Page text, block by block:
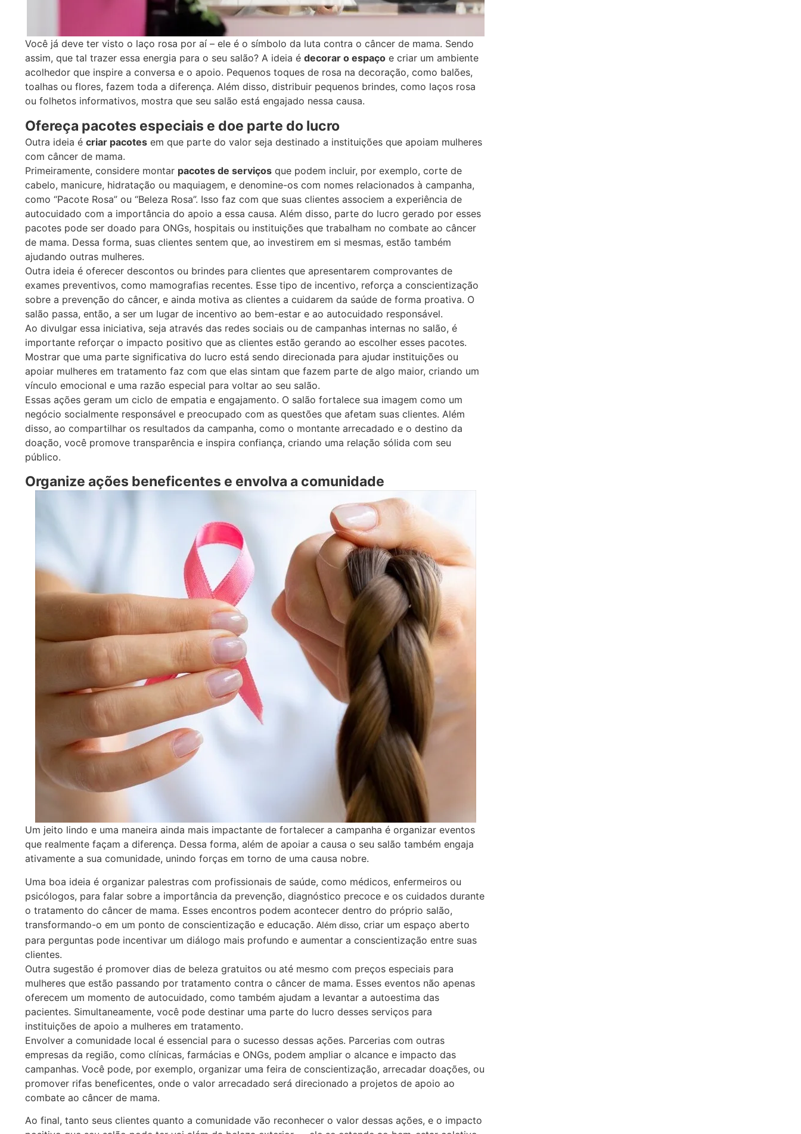
Você já deve ter visto o laço rosa por aí – ele é o símbolo da luta contra o câncer de mama. Sendo
assim, que tal trazer essa energia para o seu salão? A ideia é decorar o espaço e criar um ambiente
acolhedor que inspire a conversa e o apoio. Pequenos toques de rosa na decoração, como balões,
toalhas ou flores, fazem toda a diferença. Além disso, distribuir pequenos brindes, como laços rosa
ou folhetos informativos, mostra que seu salão está engajado nessa causa.
Ofereça pacotes especiais e doe parte do lucro
Outra ideia é criar pacotes em que parte do valor seja destinado a instituições que apoiam mulheres
com câncer de mama.
Primeiramente, considere montar pacotes de serviços que podem incluir, por exemplo, corte de
cabelo, manicure, hidratação ou maquiagem, e denomine-os com nomes relacionados à campanha,
como “Pacote Rosa” ou “Beleza Rosa”. Isso faz com que suas clientes associem a experiência de
autocuidado com a importância do apoio a essa causa. Além disso, parte do lucro gerado por esses
pacotes pode ser doado para ONGs, hospitais ou instituições que trabalham no combate ao câncer
de mama. Dessa forma, suas clientes sentem que, ao investirem em si mesmas, estão também
ajudando outras mulheres.
Outra ideia é oferecer descontos ou brindes para clientes que apresentarem comprovantes de
exames preventivos, como mamografias recentes. Esse tipo de incentivo, reforça a conscientização
sobre a prevenção do câncer, e ainda motiva as clientes a cuidarem da saúde de forma proativa. O
salão passa, então, a ser um lugar de incentivo ao bem-estar e ao autocuidado responsável.
Ao divulgar essa iniciativa, seja através das redes sociais ou de campanhas internas no salão, é
importante reforçar o impacto positivo que as clientes estão gerando ao escolher esses pacotes.
Mostrar que uma parte significativa do lucro está sendo direcionada para ajudar instituições ou
apoiar mulheres em tratamento faz com que elas sintam que fazem parte de algo maior, criando um
vínculo emocional e uma razão especial para voltar ao seu salão.
Essas ações geram um ciclo de empatia e engajamento. O salão fortalece sua imagem como um
negócio socialmente responsável e preocupado com as questões que afetam suas clientes. Além
disso, ao compartilhar os resultados da campanha, como o montante arrecadado e o destino da
doação, você promove transparência e inspira confiança, criando uma relação sólida com seu
público.
Organize ações beneficentes e envolva a comunidade
Um jeito lindo e uma maneira ainda mais impactante de fortalecer a campanha é organizar eventos
que realmente façam a diferença. Dessa forma, além de apoiar a causa o seu salão também engaja
ativamente a sua comunidade, unindo forças em torno de uma causa nobre.
Uma boa ideia é organizar palestras com profissionais de saúde, como médicos, enfermeiros ou
psicólogos, para falar sobre a importância da prevenção, diagnóstico precoce e os cuidados durante
o tratamento do câncer de mama. Esses encontros podem acontecer dentro do próprio salão,
transformando-o em um ponto de conscientização e educação. Além disso, criar um espaço aberto
para perguntas pode incentivar um diálogo mais profundo e aumentar a conscientização entre suas
clientes.
Outra sugestão é promover dias de beleza gratuitos ou até mesmo com preços especiais para
mulheres que estão passando por tratamento contra o câncer de mama. Esses eventos não apenas
oferecem um momento de autocuidado, como também ajudam a levantar a autoestima das
pacientes. Simultaneamente, você pode destinar uma parte do lucro desses serviços para
instituições de apoio a mulheres em tratamento.
Envolver a comunidade local é essencial para o sucesso dessas ações. Parcerias com outras
empresas da região, como clínicas, farmácias e ONGs, podem ampliar o alcance e impacto das
campanhas. Você pode, por exemplo, organizar uma feira de conscientização, arrecadar doações, ou
promover rifas beneficentes, onde o valor arrecadado será direcionado a projetos de apoio ao
combate ao câncer de mama.
Ao final, tanto seus clientes quanto a comunidade vão reconhecer o valor dessas ações, e o impacto